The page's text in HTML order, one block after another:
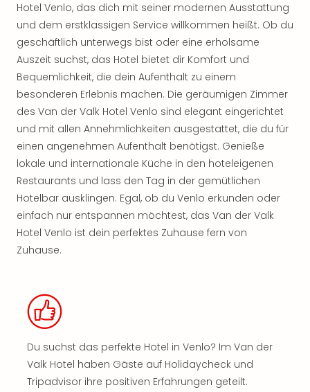
Hotel Venlo, das dich mit seiner modernen Ausstattung
und dem erstklassigen Service willkommen heißt. Ob du
geschäftlich unterwegs bist oder eine erholsame
Auszeit suchst, das Hotel bietet dir Komfort und
Bequemlichkeit, die dein Aufenthalt zu einem
besonderen Erlebnis machen. Die geräumigen Zimmer
des Van der Valk Hotel Venlo sind elegant eingerichtet
und mit allen Annehmlichkeiten ausgestattet, die du für
einen angenehmen Aufenthalt benötigst. Genieße
lokale und internationale Küche in den hoteleigenen
Restaurants und lass den Tag in der gemütlichen
Hotelbar ausklingen. Egal, ob du Venlo erkunden oder
einfach nur entspannen möchtest, das Van der Valk
Hotel Venlo ist dein perfektes Zuhause fern von
Zuhause.
Du suchst das perfekte Hotel in Venlo? Im Van der
Valk Hotel haben Gäste auf Holidaycheck und
Tripadvisor ihre positiven Erfahrungen geteilt.